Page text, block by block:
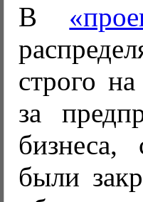
В
строго
за
бизнеса,
были